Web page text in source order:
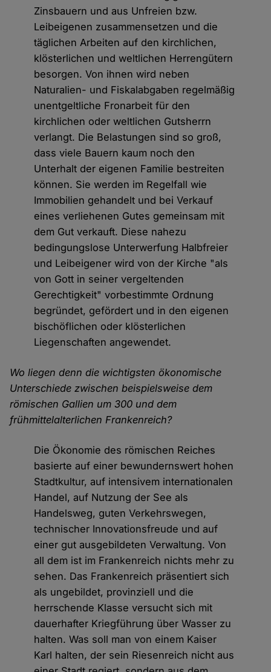
Zinsbauern und aus Unfreien bzw.
Leibeigenen zusammensetzen und die
täglichen Arbeiten auf den kirchlichen,
klösterlichen und weltlichen Herrengütern
besorgen. Von ihnen wird neben
Naturalien- und Fiskalabgaben regelmäßig
unentgeltliche Fronarbeit für den
kirchlichen oder weltlichen Gutsherrn
verlangt. Die Belastungen sind so groß,
dass viele Bauern kaum noch den
Unterhalt der eigenen Familie bestreiten
können. Sie werden im Regelfall wie
Immobilien gehandelt und bei Verkauf
eines verliehenen Gutes gemeinsam mit
dem Gut verkauft. Diese nahezu
bedingungslose Unterwerfung Halbfreier
und Leibeigener wird von der Kirche "als
von Gott in seiner vergeltenden
Gerechtigkeit" vorbestimmte Ordnung
begründet, gefördert und in den eigenen
bischöflichen oder klösterlichen
Liegenschaften angewendet.
Wo liegen denn die wichtigsten ökonomische
Unterschiede zwischen beispielsweise dem
römischen Gallien um 300 und dem
frühmittelalterlichen Frankenreich?
Die Ökonomie des römischen Reiches
basierte auf einer bewundernswert hohen
Stadtkultur, auf intensivem internationalen
Handel, auf Nutzung der See als
Handelsweg, guten Verkehrswegen,
technischer Innovationsfreude und auf
einer gut ausgebildeten Verwaltung. Von
all dem ist im Frankenreich nichts mehr zu
sehen. Das Frankenreich präsentiert sich
als ungebildet, provinziell und die
herrschende Klasse versucht sich mit
dauerhafter Kriegführung über Wasser zu
halten. Was soll man von einem Kaiser
Karl halten, der sein Riesenreich nicht aus